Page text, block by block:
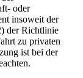
oder
insoweit der
der Richtlinie
zu privaten
ist bei der